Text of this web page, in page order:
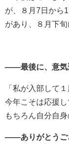
が、８月 7 日から
があり、８月下
――最後に、意気
「私が入部して １
今年こそは応援し
もちろん自分自
――ありがとうご